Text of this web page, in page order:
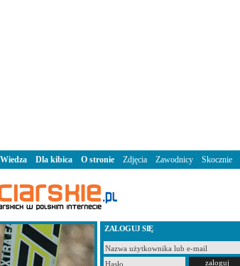
ZALOGUJ SIĘ
Wiedza Dla kibica O stronie Zdjęcia Zawodnicy Skocznie